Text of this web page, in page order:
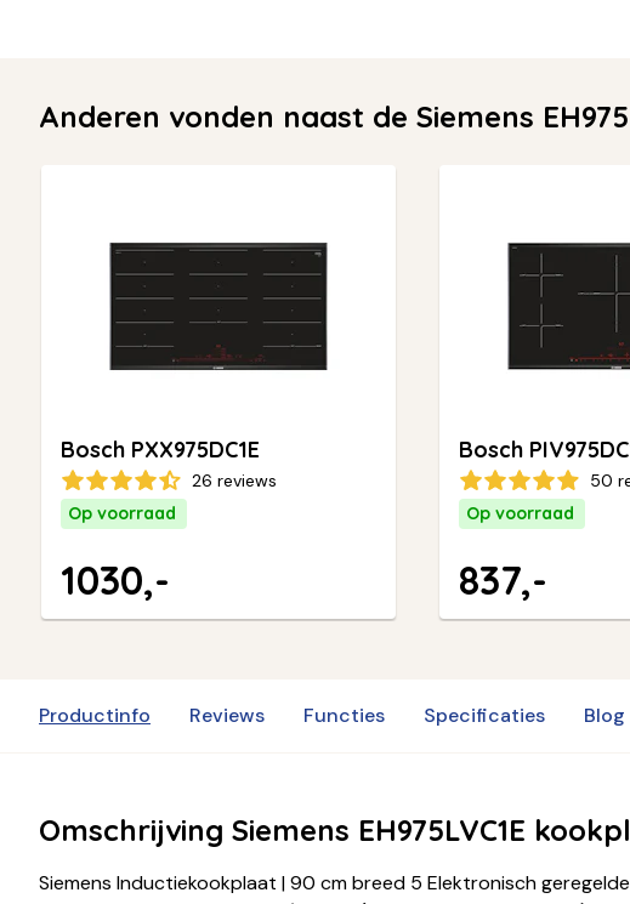
Anderen vonden naast de Siemens
Bosch PXX975DC1E
26 reviews
Op voorraad
1030,-
Bosch
50
Op voorraad
837,-
Productinfo Reviews Functies Specificaties Blog
Omschrijving Siemens EH975LVC1E
Siemens Inductiekookplaat | 90 cm breed 5 Elektronisch